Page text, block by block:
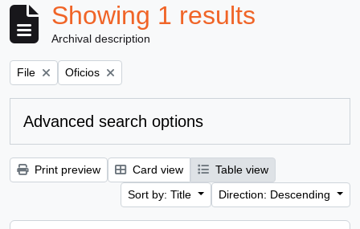
Showing 1 results
Archival description
Remove filter:
File Remove filter:
Oficios
Advanced search options
Print preview Card view
Table view
Sort by: Title
Direction: Descending